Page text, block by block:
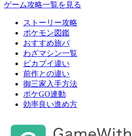
ゲーム攻略一覧を見る
ストーリー攻略
ポケモン図鑑
おすすめ旅パ
わざマシン一覧
ピカブイ違い
前作との違い
御三家入手方法
ポケGO連動
効率良い進め方